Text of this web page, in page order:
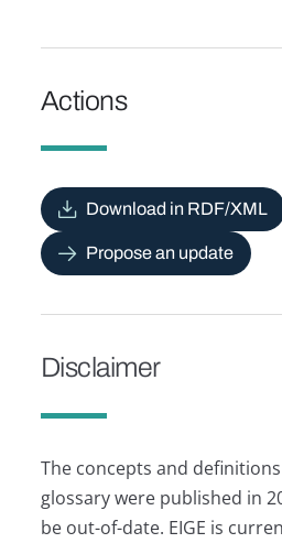
Actions
Download in RDF/XML
Propose an update
Disclaimer
The concepts and
glossary were published in
be out-of-date. EIGE is